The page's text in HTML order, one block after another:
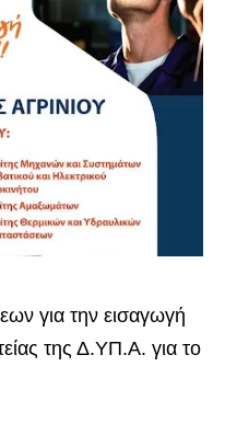
για την εισαγωγή
της Δ.ΥΠ.Α. για το